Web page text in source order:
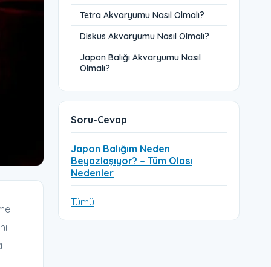
Tetra Akvaryumu Nasıl Olmalı?
Diskus Akvaryumu Nasıl Olmalı?
Japon Balığı Akvaryumu Nasıl
Olmalı?
Soru-Cevap
Japon Balığım Neden
Beyazlaşıyor? – Tüm Olası
Nedenler
Tümü